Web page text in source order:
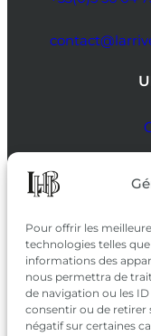
Pour offrir les
technologies telles
informations des
nous permettra de
de navigation ou les
consentir ou de
négatif sur certaines
SUIVEZ-NOUS
SUR LES